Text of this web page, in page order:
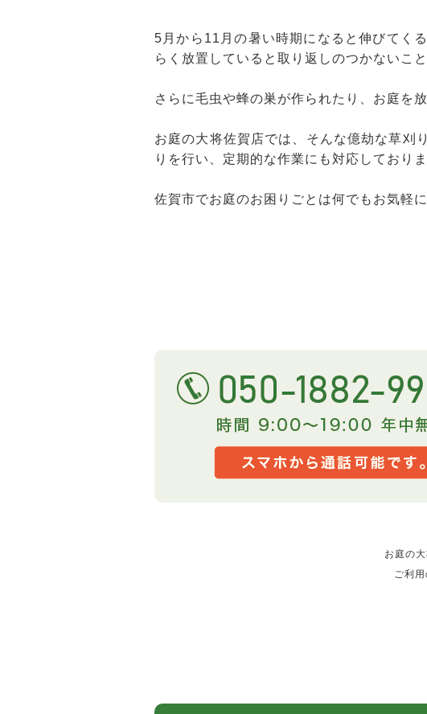
5月から11月の暑い時期になると伸びてく
らく放置していると取り返しのつかないこ
さらに毛虫や蜂の巣が作られたり、お庭を
お庭の大将佐賀店では、そんな億劫な草刈
りを行い、定期的な作業にも対応しておりま
佐賀市でお庭のお困りごとは何でもお気軽
お庭の
ご利